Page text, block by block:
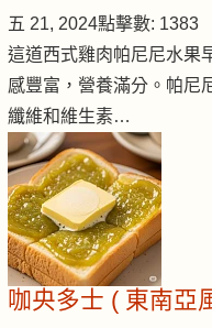
五 21, 2024點擊數: 1383
這道西式雞肉帕尼尼水果
感豐富，營養滿分。帕尼
纖維和維生素…
咖央多士 ( 東南亞